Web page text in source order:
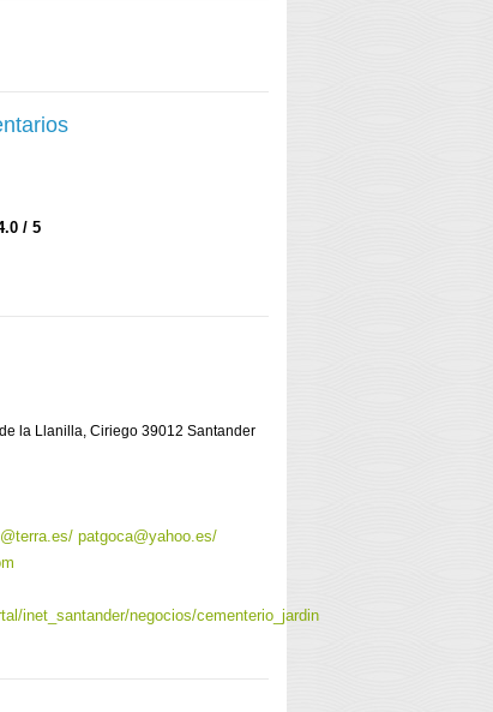
/ 5
la Llanilla, Ciriego 39012 Santander
patgoca@yahoo.es/
inet_santander/negocios/cementerio_jardin